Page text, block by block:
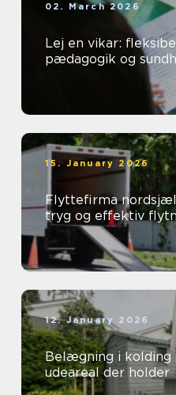
02. March 2026
Lej en vikar:
pædagogik og
15. January 2026
Flyttefirma nordsjælland sådan
tryg og effektiv
12. January 2026
Belægning i kolding sådan får du et
udeareal der holder